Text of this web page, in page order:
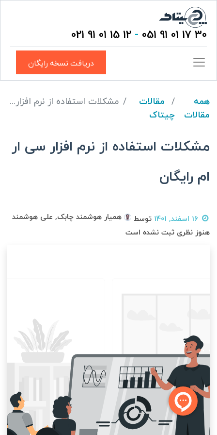
30 17 01 91 051
-
12 15 01 91 021
دریافت نسخه رایگان
همه
مقالات
مقالات
چیتاک
مشکلات استفاده از نرم افزار سی ار ام رایگان
مشکلات استفاده از نرم افزار سی ار
ام رایگان
16 اسفند, 1401 توسط
همیار هوشمند چابک, علی هوشمند
هنوز نظری ثبت نشده است